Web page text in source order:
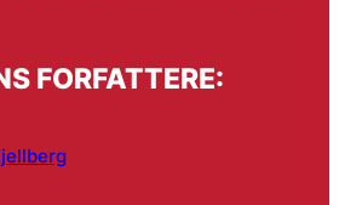
FORFATTERE: